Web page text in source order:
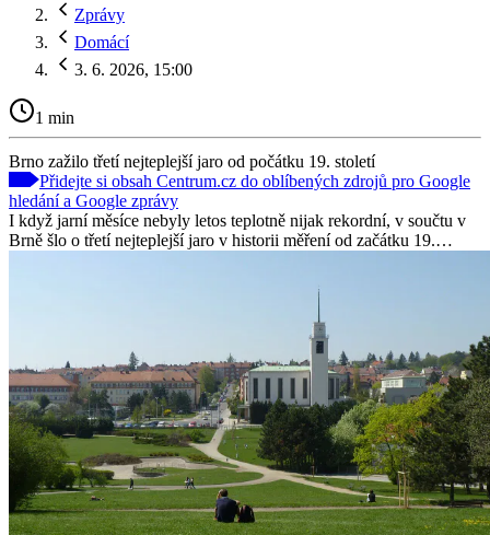
Zprávy
Domácí
3. 6. 2026, 15:00
1 min
Brno zažilo třetí nejteplejší jaro od počátku 19. století
Přidejte si obsah Centrum.cz do oblíbených zdrojů pro Google
hledání a Google zprávy
I když jarní měsíce nebyly letos teplotně nijak rekordní, v součtu v
Brně šlo o třetí nejteplejší jaro v historii měření od začátku 19.…